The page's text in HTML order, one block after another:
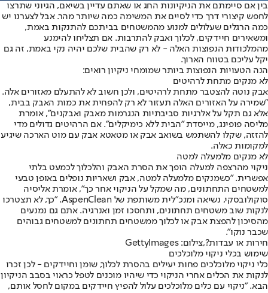
בין אם סיימתם את הניקיונות החג או שאתם עדיין בשיאם, הגיוני שתרצו
לחפש קיצורי דרך כדי לסיים את המשימה כמה שיותר מהר. אבל לצערנו יש
כמה הרגלים שעלולים למנוע מהמשטחים בביתכם להתנקות באמת,
ומשאירים חיידקים, לכלוך ואבק להתרבות. אם תצליחו להימנע
מהמלכודות הנפוצות האלה - לא רק שהבית שלכם יהיה נקי באמת, זה גם
יקל עליכם בטווח הארוך.
הנה הטעויות הנפוצות ביותר שמומחי ניקיון רואים:
לא מנקים מתחת לרהיטים
אבק נוטה להצטבר מתחת לרהיטים, ולכן חשוב לא להתעלם מאזורים אלה.
"שמירה על האזורים האלה תעזור לא רק להפחית את כמות האבק בבית,
אלא גם תקל על אלרגיות סביבתיות הנגרמות מאבק ואבקנים", אומרת
מליסה פופינג, מייסדת "הבית ללא כימיקלים". אם הרהיטים גדולים מדי
להזזה, שקלו להשתמש בשואב אבק או מטאטא אבק עם מוט הארכה שיגיע
למקומות כאלה.
לא מנקים מלמעלה למטה
ניקוי מהרצפה למעלה הופך את הסרת האבק והלכלוך לכמעט בלתי
אפשרית. "כשמנקים מלמעלה למטה, אבק ושאריות נופלים באופן טבעי
למשטחים התחתונים, מה שמקל על הניקוי אחר כך", אומרת אליסיה
סוקולובסקי, נשיאה ומנכ"לית משותפת של AspenClean. "כך, לא תצטרכו
לנקות שוב משטחים תחתונים, ותחסכו זמן ואנרגיה. אתם גם נמנעים
מהסיכון להפצת אבק או לכלוך ממשטחים תחתונים למשטחים גבוהים
שכבר נוקו".
חירות או עבדות?,צילום: GettyImages
שימוש בכלי ניקוי מלוכלכים
כלי ניקוי מלוכלכים פחות יעילים בהסרת לכלוך, שומן וחיידקים - לכן זכרו
לנקות את הכלים אחרי הניקוי כדי שיהיו מוכנים לטפל כראוי בסבב הניקיון
הבא. "ניקוי עם כלים מלוכלכים עלול להפיץ חיידקים במקום לחסל אותם,